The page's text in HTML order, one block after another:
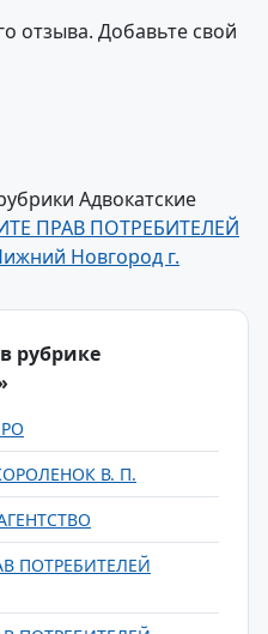
отзыва. Добавьте свой
Адвокатские
ПРАВ ПОТРЕБИТЕЛЕЙ
Новгород г.
рубрике
В. П.
ПОТРЕБИТЕЛЕЙ